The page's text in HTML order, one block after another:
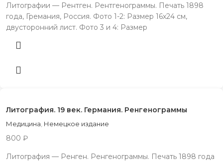
Литографии — Рентген. Рентгенограммы. Печать 1898
года, Гремания, Россия. Фото 1-2: Размер 16х24 см,
двусторонний лист. Фото 3 и 4: Размер
Литография. 19 век. Германия. Ренгенограммы
Медицина, Немецкое издание
800 ₽
Литография — Ренген. Ренгенограммы. Печать 1898 года